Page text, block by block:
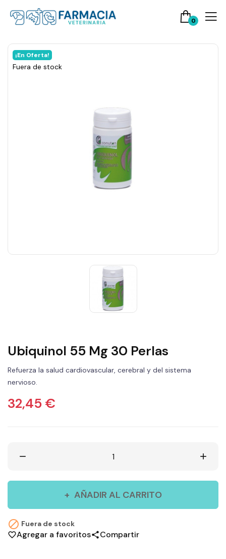
0
¡En Oferta!
Fuera de stock
Ubiquinol 55 Mg 30 Perlas
Refuerza la salud cardiovascular, cerebral y del sistema
nervioso.
32,45 €
remove add
AÑADIR AL CARRITO
 Fuera de stock
favorite_borderAgregar a favoritosshareCompartir